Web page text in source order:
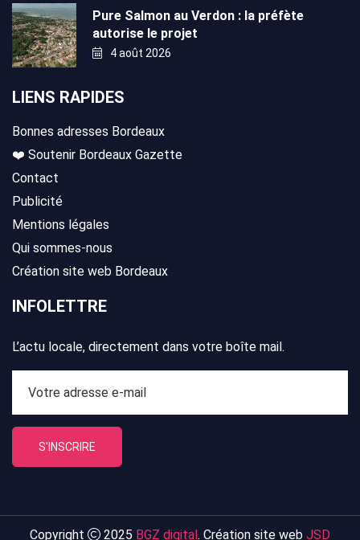
Pure Salmon au Verdon : la préfète
autorise le projet
4 août 2026
LIENS RAPIDES
Bonnes adresses Bordeaux
❤️ Soutenir Bordeaux Gazette
Contact
Publicité
Mentions légales
Qui sommes-nous
Création site web Bordeaux
INFOLETTRE
L’actu locale, directement dans votre boîte mail.
S'INSCRIRE
Copyright 2025 BGZ digital. Création site web JSD